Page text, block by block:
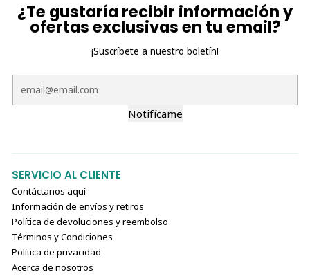
¿Te gustaría recibir información y
ofertas exclusivas en tu email?
¡Suscríbete a nuestro boletín!
Notifícame
SERVICIO AL CLIENTE
Contáctanos aquí
Información de envíos y retiros
Política de devoluciones y reembolso
Términos y Condiciones
Política de privacidad
Acerca de nosotros